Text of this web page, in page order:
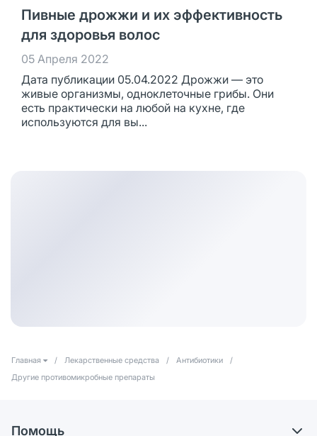
Пивные дрожжи и их эффективность
для здоровья волос
05 Апреля 2022
Дата публикации 05.04.2022 Дрожжи — это
живые организмы, одноклеточные грибы. Они
есть практически на любой на кухне, где
используются для вы...
Главная / Лекарственные средства / Антибиотики
/
Другие противомикробные препараты
Помощь